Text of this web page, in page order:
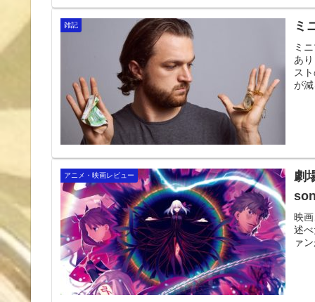
雑記 ミ
ミ
あ
ス
が
アニメ・映画レビュー
劇
映
述
ァ